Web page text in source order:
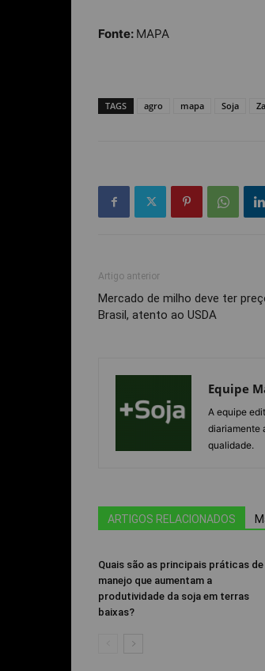
Fonte: MAPA
TAGS agro mapa Soja
Artigo anterior
Mercado de milho deve ter
Brasil, atento ao USDA
Equipe
A equipe
diariamente
qualidade.
ARTIGOS RELACIONADOS
Quais são as principais práticas de
manejo que aumentam a
produtividade da soja em terras
baixas?